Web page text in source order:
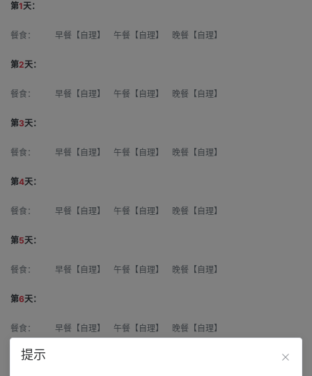
第1天：
餐食： 早餐【自理】 午餐【自理】 晚餐【自理】
第2天：
餐食： 早餐【自理】 午餐【自理】 晚餐【自理】
第3天：
餐食： 早餐【自理】 午餐【自理】 晚餐【自理】
第4天：
餐食： 早餐【自理】 午餐【自理】 晚餐【自理】
第5天：
餐食： 早餐【自理】 午餐【自理】 晚餐【自理】
第6天：
餐食： 早餐【自理】 午餐【自理】 晚餐【自理】
7天：
提示